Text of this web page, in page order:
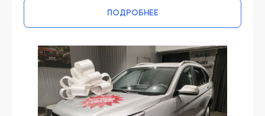
ПОДРОБНЕЕ